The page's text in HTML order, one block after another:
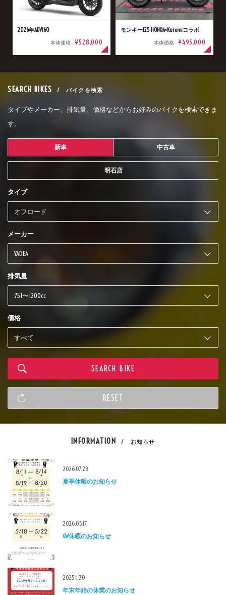
2026年ADV160
本体価格 ¥528,000
モンキー125 HONDA×Kuromiコラボ
本体価格 ¥493,000
SEARCH BIKES / バイクを検索
タイプやメーカー、排気量、価格などからお好みのバイクを検索できま
す。
新車 中古車
明石店
タイプ
メーカー
排気量
価格
INFORMATION / お知らせ
2026.07.28
夏季休暇のお知らせ
2026.05.17
GW休暇のお知らせ
2025.11.30
年末年始の休業のお知らせ